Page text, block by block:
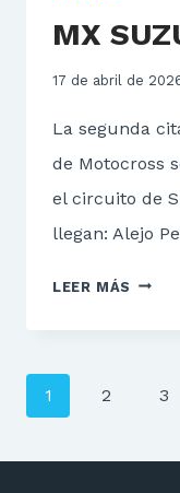
MX
17 de abril de
La segunda
de Motocross
el circuito de
llegan: Alejo
LEER MÁS MX
de
página
1 2 3